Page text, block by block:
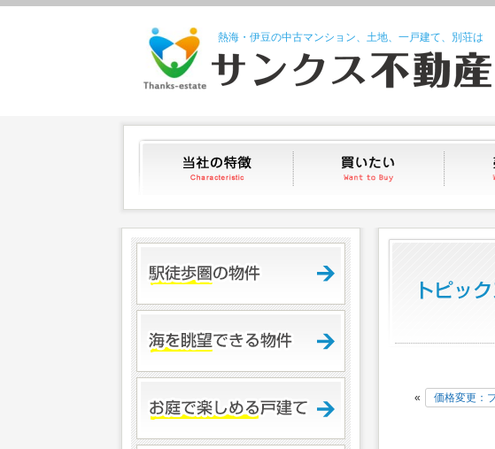
熱海・伊豆の中古マンション、土地、一戸建て、別荘は
当社の特徴 買いたい
« 価格変更：